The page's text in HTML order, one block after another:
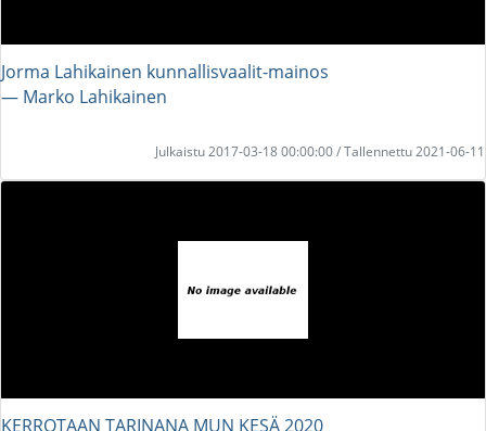
Jorma Lahikainen kunnallisvaalit-mainos
― Marko Lahikainen
Julkaistu 2017-03-18 00:00:00 / Tallennettu 2021-06-11
KERROTAAN TARINANA MUN KESÄ 2020